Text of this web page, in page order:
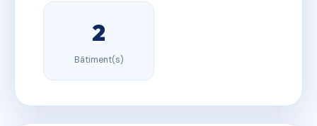
2
Bâtiment(s)